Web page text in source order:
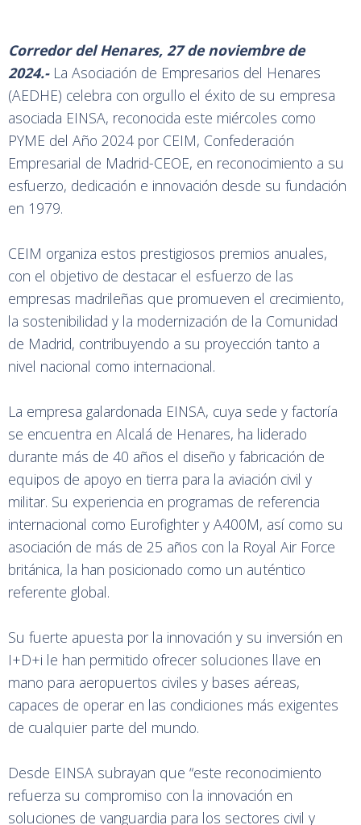
Corredor del Henares, 27 de noviembre de
2024.-La Asociación de Empresarios del Henares
(AEDHE) celebra con orgullo el éxito de su empresa
asociada EINSA, reconocida este miércoles como
PYME del Año 2024 por CEIM, Confederación
Empresarial de Madrid-CEOE, en reconocimiento a su
esfuerzo, dedicación e innovación desde su fundación
en 1979.
CEIM organiza estos prestigiosos premios anuales,
con el objetivo de destacar el esfuerzo de las
empresas madrileñas que promueven el crecimiento,
la sostenibilidad y la modernización de la Comunidad
de Madrid, contribuyendo a su proyección tanto a
nivel nacional como internacional.
La empresa galardonada EINSA, cuya sede y factoría
se encuentra en Alcalá de Henares, ha liderado
durante más de 40 años el diseño y fabricación de
equipos de apoyo en tierra para la aviación civil y
militar. Su experiencia en programas de referencia
internacional como Eurofighter y A400M, así como su
asociación de más de 25 años con la Royal Air Force
británica, la han posicionado como un auténtico
referente global.
Su fuerte apuesta por la innovación y su inversión en
I+D+i le han permitido ofrecer soluciones llave en
mano para aeropuertos civiles y bases aéreas,
capaces de operar en las condiciones más exigentes
de cualquier parte del mundo.
Desde EINSA subrayan que “este reconocimiento
refuerza su compromiso con la innovación en
soluciones de vanguardia para los sectores civil y